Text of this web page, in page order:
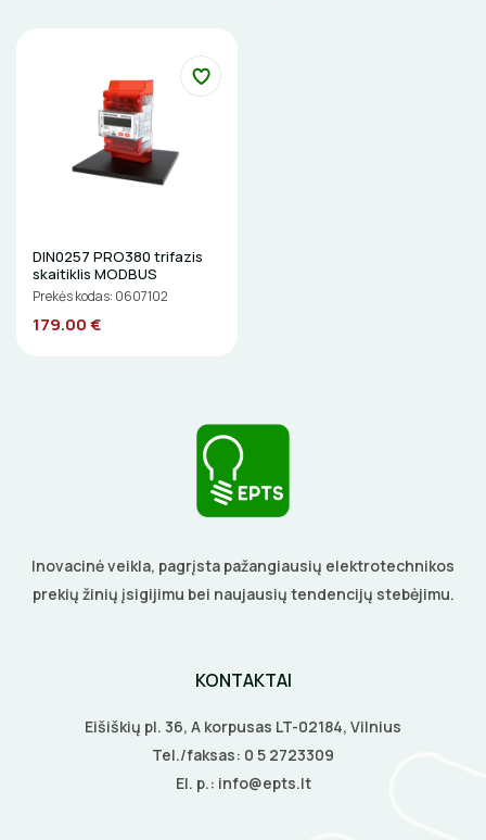
DIN0257 PRO380 trifazis
skaitiklis MODBUS
Prekės kodas: 0607102
179.00 €
Inovacinė veikla, pagrįsta pažangiausių elektrotechnikos
prekių žinių įsigijimu bei naujausių tendencijų stebėjimu.
KONTAKTAI
Eišiškių pl. 36, A korpusas LT-02184, Vilnius
Tel./faksas: 0 5 2723309
El. p.: info@epts.lt